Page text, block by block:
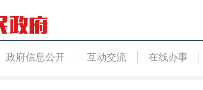
政府信息公开 互动交流 在线办事